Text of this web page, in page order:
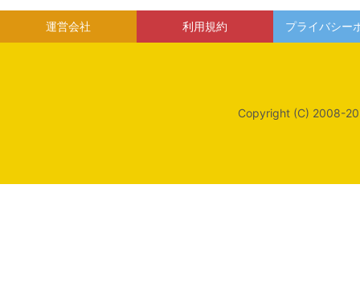
運営会社 利用規約 プライバシー
Copyright (C) 2008-